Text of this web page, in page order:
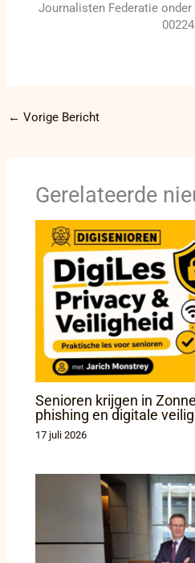
Journalisten Federatie onder
← Vorige Bericht
Gerelateerde
Senioren krijgen in
phishing en digitale
17 juli 2026